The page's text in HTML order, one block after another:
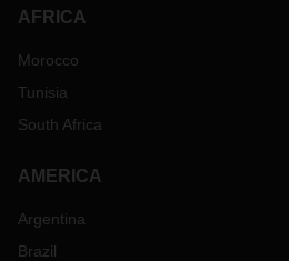
AFRICA
Morocco
Tunisia
South Africa
AMERICA
Argentina
Brazil